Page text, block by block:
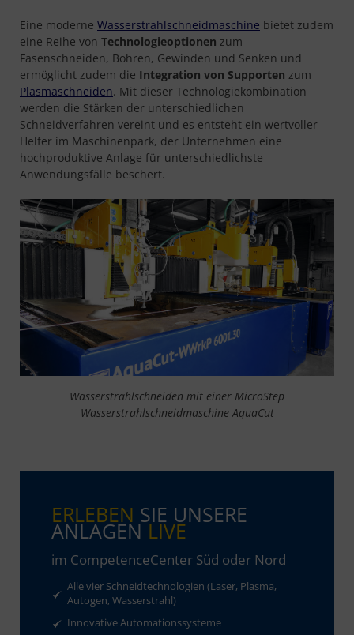
Eine moderne Wasserstrahlschneidmaschine bietet zudem
eine Reihe von Technologieoptionen zum
Fasenschneiden, Bohren, Gewinden und Senken und
ermöglicht zudem die Integration von Supporten zum
Plasmaschneiden. Mit dieser Technologiekombination
werden die Stärken der unterschiedlichen
Schneidverfahren vereint und es entsteht ein wertvoller
Helfer im Maschinenpark, der Unternehmen eine
hochproduktive Anlage für unterschiedlichste
Anwendungsfälle beschert.
Wasserstrahlschneiden mit einer MicroStep
Wasserstrahlschneidmaschine AquaCut
ERLEBEN SIE UNSERE
ANLAGENLIVE
im CompetenceCenter Süd oder Nord
Alle vier Schneidtechnologien (Laser, Plasma,
Autogen, Wasserstrahl)
Innovative Automationssysteme